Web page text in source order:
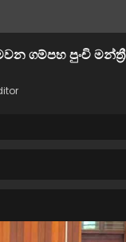
ගම්පහ පුංචි